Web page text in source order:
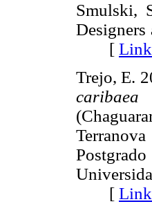
Smulski,
Designers
[
Trejo, E.
caribaea
[